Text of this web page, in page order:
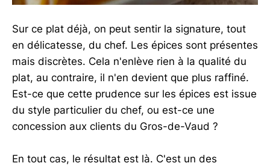
Sur ce plat déjà, on peut sentir la signature, tout
en délicatesse, du chef. Les épices sont présentes
mais discrètes. Cela n'enlève rien à la qualité du
plat, au contraire, il n'en devient que plus raffiné.
Est-ce que cette prudence sur les épices est issue
du style particulier du chef, ou est-ce une
concession aux clients du Gros-de-Vaud ?
En tout cas, le résultat est là. C'est un des